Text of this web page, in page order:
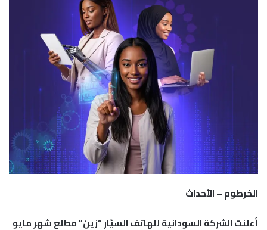
الخرطوم – الأحداث
أعلنت الشركة السودانية للهاتف السيّار “زين” مطلع شهر مايو